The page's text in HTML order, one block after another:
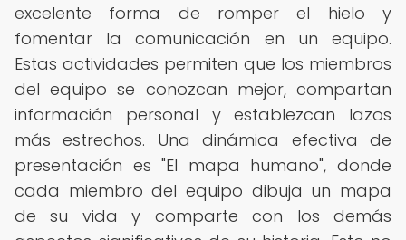
excelente forma de romper el hielo y
fomentar la comunicación en un equipo.
Estas actividades permiten que los miembros
del equipo se conozcan mejor, compartan
información personal y establezcan lazos
más estrechos. Una dinámica efectiva de
presentación es "El mapa humano", donde
cada miembro del equipo dibuja un mapa
de su vida y comparte con los demás